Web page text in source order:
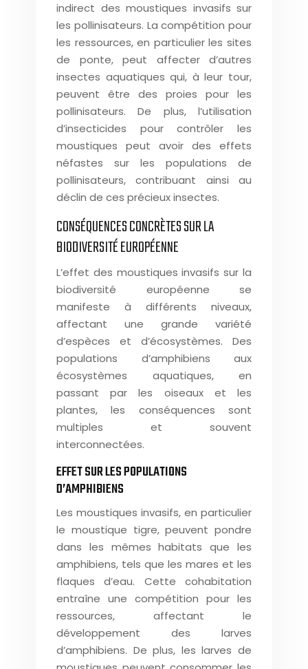
indirect des moustiques invasifs sur
les pollinisateurs. La compétition pour
les ressources, en particulier les sites
de ponte, peut affecter d’autres
insectes aquatiques qui, à leur tour,
peuvent être des proies pour les
pollinisateurs. De plus, l’utilisation
d’insecticides pour contrôler les
moustiques peut avoir des effets
néfastes sur les populations de
pollinisateurs, contribuant ainsi au
déclin de ces précieux insectes.
CONSÉQUENCES CONCRÈTES SUR LA
BIODIVERSITÉ EUROPÉENNE
L’effet des moustiques invasifs sur la
biodiversité européenne se
manifeste à différents niveaux,
affectant une grande variété
d’espèces et d’écosystèmes. Des
populations d’amphibiens aux
écosystèmes aquatiques, en
passant par les oiseaux et les
plantes, les conséquences sont
multiples et souvent
interconnectées.
EFFET SUR LES POPULATIONS
D’AMPHIBIENS
Les moustiques invasifs, en particulier
le moustique tigre, peuvent pondre
dans les mêmes habitats que les
amphibiens, tels que les mares et les
flaques d’eau. Cette cohabitation
entraîne une compétition pour les
ressources, affectant le
développement des larves
d’amphibiens. De plus, les larves de